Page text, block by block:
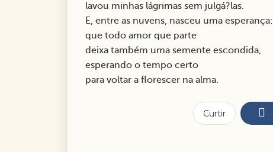
lavou minhas lágrimas sem julgá?las.
E, entre as nuvens, nasceu uma esperança:
que todo amor que parte
deixa também uma semente escondida,
esperando o tempo certo
para voltar a florescer na alma.
Curtir